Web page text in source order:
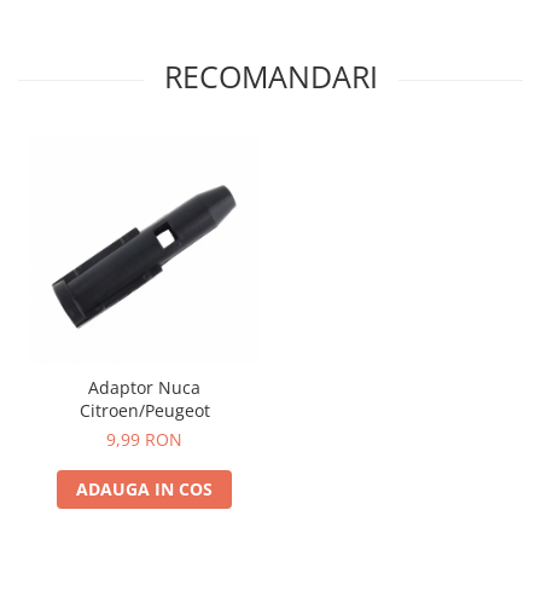
RECOMANDARI
Adaptor Nuca
Citroen/Peugeot
9,99 RON
ADAUGA IN COS